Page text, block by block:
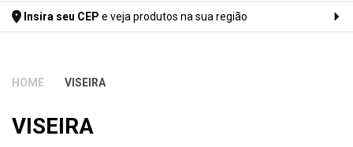
Insira seu CEP e veja produtos na sua região
VISEIRA
VISEIRA